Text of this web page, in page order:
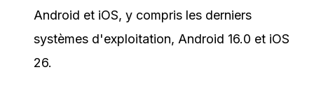
Android et iOS, y compris les derniers
systèmes d'exploitation, Android 16.0 et iOS
26.